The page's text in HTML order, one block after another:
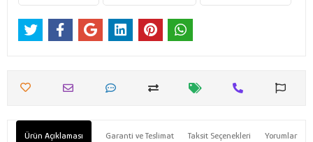
Ürün Açıklaması Garanti ve Teslimat Taksit Seçenekleri Yorumlar